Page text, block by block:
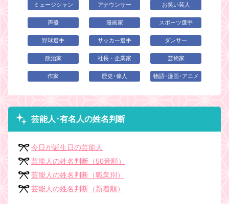
ミュージシャン アナウンサー お笑い芸人
声優 漫画家 スポーツ選手
野球選手 サッカー選手 ダンサー
政治家 社長・企業家 芸術家
作家 歴史･偉人 物語･漫画･アニメ
芸能人･有名人の姓名判断
今日が誕生日の芸能人
芸能人の姓名判断（50音順）
芸能人の姓名判断（職業別）
芸能人の姓名判断（新着順）